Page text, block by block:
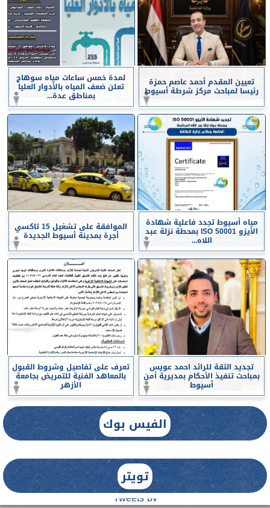
تعيين المقدم أحمد عاصم حمزة
رئيسا لمباحث مركز شرطة أسيوط
لمدة خمس ساعات مياه سوهاج
تعلن ضعف المياه بالأدوار العليا
بمناطق عدة...
مياه أسيوط تجدد فاعلية شهادة
الأيزو ISO 50001 بمحطة نزلة عبد
اللاه...
الموافقة على تشغيل 15 تاكسي
أجرة بمدينة أسيوط الجديدة
تجديد الثقة للرائد احمد عويس
بمباحث تنفيذ الأحكام بمديرية أمن
أسيوط
تعرف على تفاصيل وشروط القبول
بالمعاهد الفنية للتمريض بجامعة
الأزهر
الفيس بوك
تويتر
Tweets by